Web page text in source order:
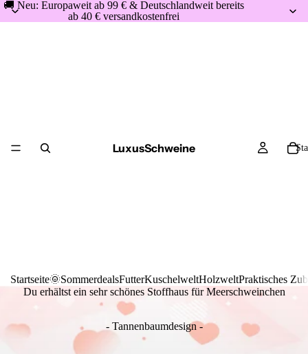
🚚 Neu: Europaweit ab 99 € & Deutschlandweit bereits
ab 40 € versandkostenfrei
LuxusSchweine
Startseite🌞SommerdealsFutterKuschelweltHolzweltPraktisches
Du erhältst ein sehr schönes Stoffhaus für Meerschweinchen
- Tannenbaumdesign -